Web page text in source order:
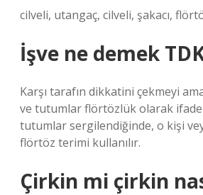
cilveli, utangaç, cilveli, şakacı,
İşve ne demek
Karşı tarafın dikkatini çekmeyi
ve tutumlar flörtözlük olarak
tutumlar sergilendiğinde, o kişi
flörtöz terimi kullanılır.
Çirkin mi çirkin